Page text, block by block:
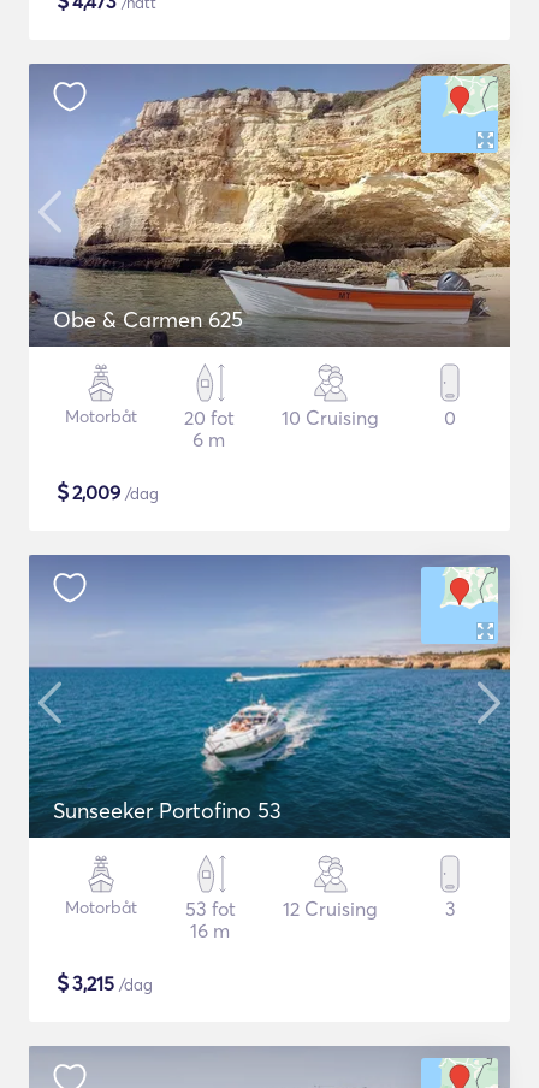
Obe & Carmen 625
Motorbåt
20 fot
6 m
10 Cruising 0
$2,009 /dag
Sunseeker Portofino 53
Motorbåt
53 fot
16 m
12 Cruising 3
$3,215 /dag